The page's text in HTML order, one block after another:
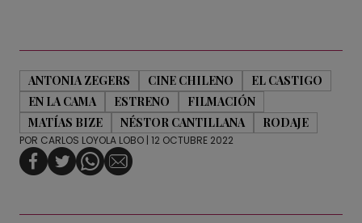
ANTONIA ZEGERS CINE CHILENO
EL CASTIGO
EN LA CAMA
ESTRENO
FILMACIÓN
MATÍAS BIZE
NÉSTOR CANTILLANA RODAJE
POR CARLOS LOYOLA LOBO | 12 OCTUBRE 2022